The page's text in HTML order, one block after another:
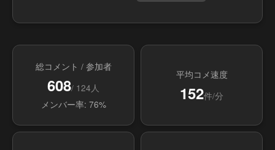
総コメント / 参加者
608/ 124人
メンバー率: 76%
平均コメ速度
152件/分